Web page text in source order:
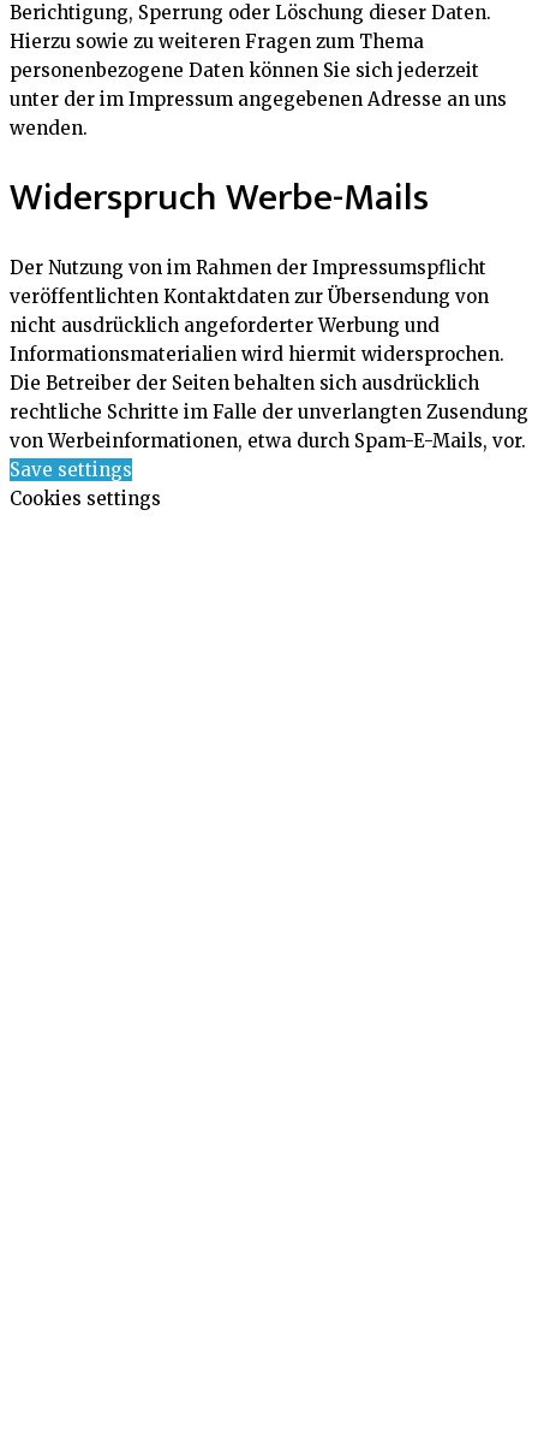
Berichtigung, Sperrung oder Löschung dieser Daten.
Hierzu sowie zu weiteren Fragen zum Thema
personenbezogene Daten können Sie sich jederzeit
unter der im Impressum angegebenen Adresse an uns
wenden.
Widerspruch Werbe-Mails
Der Nutzung von im Rahmen der Impressumspflicht
veröffentlichten Kontaktdaten zur Übersendung von
nicht ausdrücklich angeforderter Werbung und
Informationsmaterialien wird hiermit widersprochen.
Die Betreiber der Seiten behalten sich ausdrücklich
rechtliche Schritte im Falle der unverlangten Zusendung
von Werbeinformationen, etwa durch Spam-E-Mails, vor.
Save settings
Cookies settings